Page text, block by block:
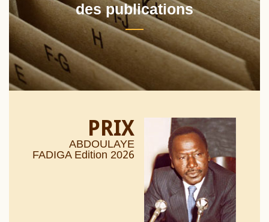
des publications
PRIX
ABDOULAYE
FADIGA Edition 2026